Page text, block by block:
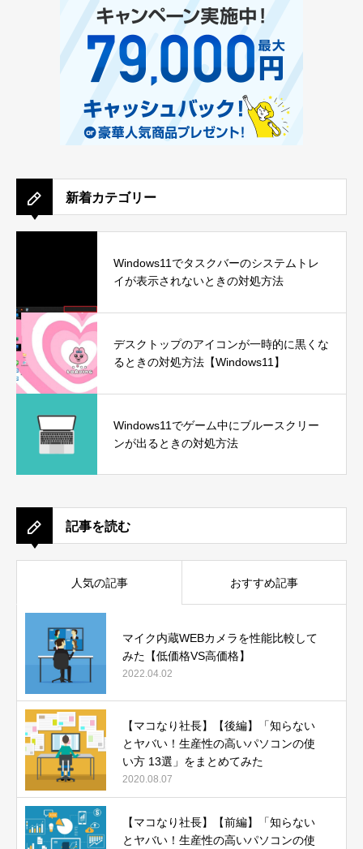
新着カテゴリー
Windows11でタスクバーのシステムトレ
イが表示されないときの対処方法
デスクトップのアイコンが一時的に黒くな
るときの対処方法【Windows11】
Windows11でゲーム中にブルースクリー
ンが出るときの対処方法
記事を読む
人気の記事 おすすめ記事
マイク内蔵WEBカメラを性能比較して
みた【低価格VS高価格】
2022.04.02
【マコなり社長】【後編】「知らない
とヤバい！生産性の高いパソコンの使
い方 13選」をまとめてみた
2020.08.07
【マコなり社長】【前編】「知らない
とヤバい！生産性の高いパソコンの使